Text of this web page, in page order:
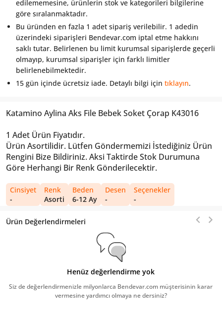
edilememesine, ürünlerin stok ve kategorileri bilgilerine
göre sıralanmaktadır.
Bu üründen en fazla 1 adet sipariş verilebilir. 1 adedin
üzerindeki siparişleri Bendevar.com iptal etme hakkını
saklı tutar. Belirlenen bu limit kurumsal siparişlerde geçerli
olmayıp, kurumsal siparişler için farklı limitler
belirlenebilmektedir.
15 gün içinde ücretsiz iade. Detaylı bilgi için tıklayın.
Katamino Aylina Aks File Bebek Soket Çorap K43016
1 Adet Ürün Fiyatıdır.
Ürün Asortilidir. Lütfen Göndermemizi İstediğiniz Ürün
Rengini Bize Bildiriniz. Aksi Taktirde Stok Durumuna
Göre Herhangi Bir Renk Gönderilecektir.
Cinsiyet
-
Renk
Asorti
Beden
6-12 Ay
Desen
-
Seçenekler
-
Ürün Değerlendirmeleri
Henüz değerlendirme yok
Siz de değerlendirmenizle milyonlarca Bendevar.com müşterisinin karar
vermesine yardımcı olmaya ne dersiniz?